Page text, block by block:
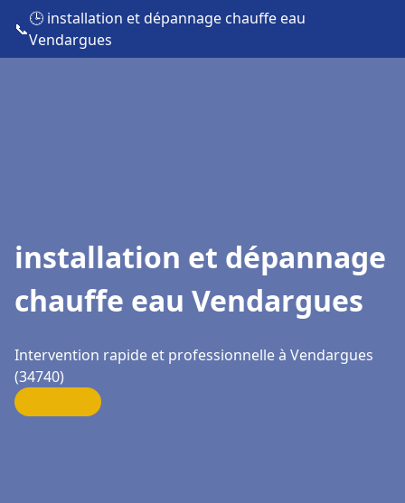
📞
🕒 installation et dépannage chauffe eau
Vendargues
installation et dépannage
chauffe eau Vendargues
Intervention rapide et professionnelle à Vendargues
(34740)